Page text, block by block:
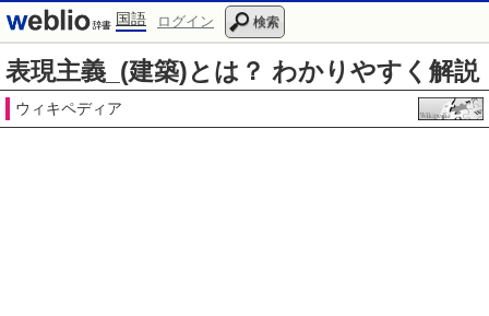
国語 ログイン 検索
表現主義_(建築)とは？ わかりやすく解説
ウィキペディア